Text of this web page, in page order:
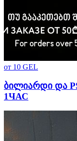
от 10 GEL
ბილიარდი და
1ЧАС